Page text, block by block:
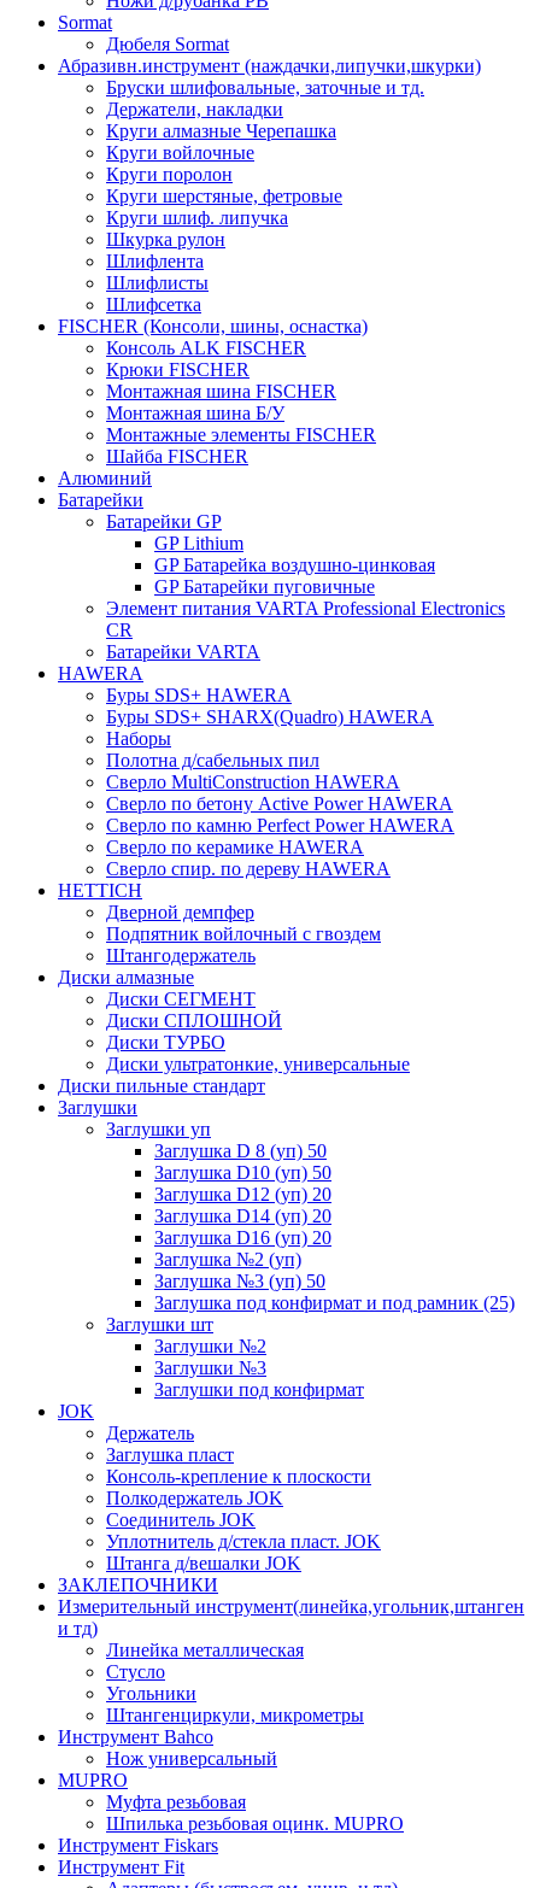
Sormat
Дюбеля Sormat
Абразивн.инструмент (наждачки,липучки,шкурки)
Бруски шлифовальные, заточные и тд.
Держатели, накладки
Круги алмазные Черепашка
Круги войлочные
Круги поролон
Круги шерстяные, фетровые
Круги шлиф. липучка
Шкурка рулон
Шлифлента
Шлифлисты
Шлифсетка
FISCHER (Консоли, шины, оснастка)
Консоль ALK FISCHER
Крюки FISCHER
Монтажная шина FISCHER
Монтажная шина Б/У
Монтажные элементы FISCHER
Шайба FISCHER
Алюминий
Батарейки
Батарейки GP
GP Lithium
GP Батарейка воздушно-цинковая
GP Батарейки пуговичные
Элемент питания VARTA Professional Electronics
CR
Батарейки VARTA
HAWERA
Буры SDS+ HAWERA
Буры SDS+ SHARX(Quadro) HAWERA
Наборы
Полотна д/сабельных пил
Сверло MultiConstruction HAWERA
Сверло по бетону Active Power HAWERA
Сверло по камню Perfect Power HAWERA
Сверло по керамике HAWERA
Сверло спир. по дереву HAWERA
HETTICH
Дверной демпфер
Подпятник войлочный с гвоздем
Штангодержатель
Диски алмазные
Диски СЕГМЕНТ
Диски СПЛОШНОЙ
Диски ТУРБО
Диски ультратонкие, универсальные
Диски пильные стандарт
Заглушки
Заглушки уп
Заглушка D 8 (уп) 50
Заглушка D10 (уп) 50
Заглушка D12 (уп) 20
Заглушка D14 (уп) 20
Заглушка D16 (уп) 20
Заглушка №2 (уп)
Заглушка №3 (уп) 50
Заглушка под конфирмат и под рамник (25)
Заглушки шт
Заглушки №2
Заглушки №3
Заглушки под конфирмат
JOK
Держатель
Заглушка пласт
Консоль-крепление к плоскости
Полкодержатель JOK
Соединитель JOK
Уплотнитель д/стекла пласт. JOK
Штанга д/вешалки JOK
ЗАКЛЕПОЧНИКИ
Измерительный инструмент(линейка,угольник,штанген
и тд)
Линейка металлическая
Стусло
Угольники
Штангенциркули, микрометры
Инструмент Bahco
Нож универсальный
MUPRO
Муфта резьбовая
Шпилька резьбовая оцинк. MUPRO
Инструмент Fiskars
Инструмент Fit